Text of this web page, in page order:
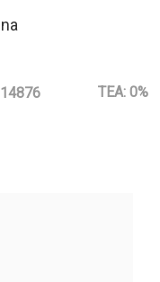
TEA: 0%